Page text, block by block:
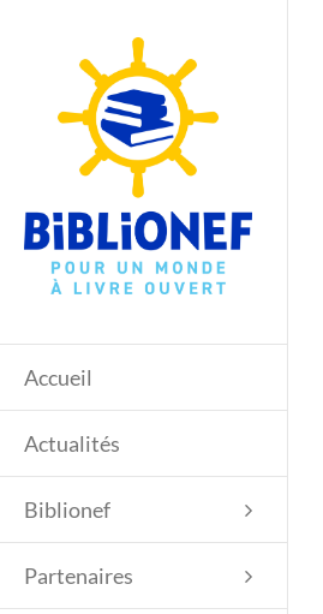
Accueil
Actualités
Biblionef
Partenaires